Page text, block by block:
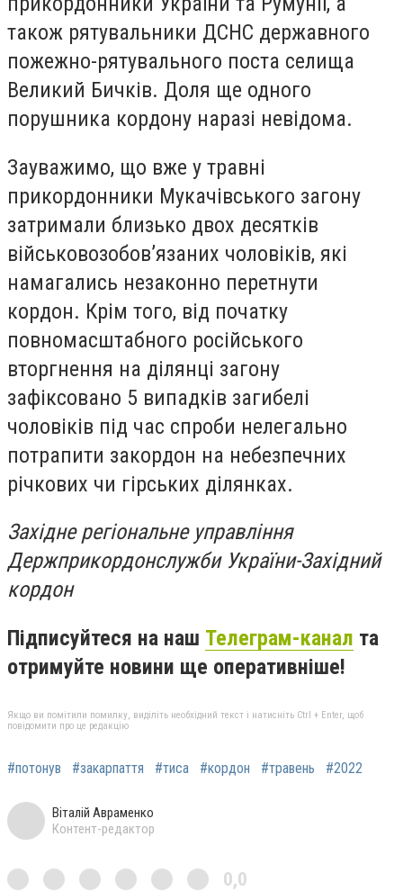
також рятувальники ДСНС державного
пожежно-рятувального поста селища
Великий Бичків. Доля ще одного
порушника кордону наразі невідома.
Зауважимо, що вже у травні
прикордонники Мукачівського загону
затримали близько двох десятків
військовозобов’язаних чоловіків, які
намагались незаконно перетнути
кордон. Крім того, від початку
повномасштабного російського
вторгнення на ділянці загону
зафіксовано 5 випадків загибелі
чоловіків під час спроби нелегально
потрапити закордон на небезпечних
річкових чи гірських ділянках.
Західне регіональне управління
Держприкордонслужби України-Західний
кордон
Підписуйтеся на наш Телеграм-канал та
отримуйте новини ще оперативніше!
Якщо ви помітили помилку, виділіть необхідний текст і натисніть Ctrl + Enter, щоб
повідомити про це редакцію
#потонув #закарпаття #тиса #кордон #травень #2022
Віталій Авраменко
Контент-редактор
0,0